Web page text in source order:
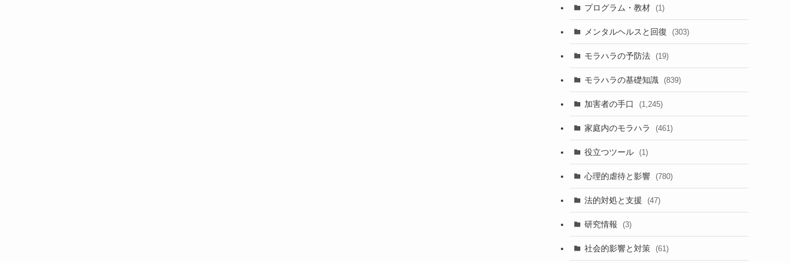
プログラム・教材 (1)
メンタルヘルスと回復 (303)
モラハラの予防法 (19)
モラハラの基礎知識 (839)
加害者の手口 (1,245)
家庭内のモラハラ (461)
役立つツール (1)
心理的虐待と影響 (780)
法的対処と支援 (47)
研究情報 (3)
社会的影響と対策 (61)